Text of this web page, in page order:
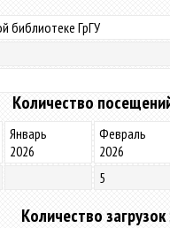
библиотеке ГрГУ
Количество
Январь
2026
Февраль
2026
5
Количество